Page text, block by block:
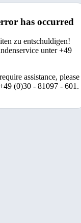
has occurred
zu entschuldigen!
unter +49
assistance, please
(0)30 - 81097 - 601.